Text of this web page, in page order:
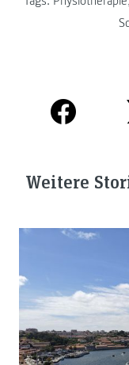
Weitere